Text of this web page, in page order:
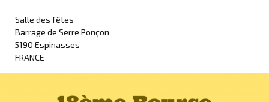
Salle des fêtes
Barrage de Serre Ponçon
5190 Espinasses
FRANCE